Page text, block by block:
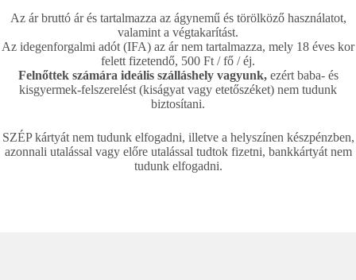
Az ár bruttó ár és tartalmazza az ágynemű és törölköző használatot,
valamint a végtakarítást.
Az idegenforgalmi adót (IFA) az ár nem tartalmazza, mely 18 éves kor
felett fizetendő, 500 Ft / fő / éj.
Felnőttek számára ideális szálláshely vagyunk, ezért baba- és
kisgyermek-felszerelést (kiságyat vagy etetőszéket) nem tudunk
biztosítani.
SZÉP kártyát nem tudunk elfogadni, illetve a helyszínen készpénzben,
azonnali utalással vagy előre utalással tudtok fizetni, bankkártyát nem
tudunk elfogadni.